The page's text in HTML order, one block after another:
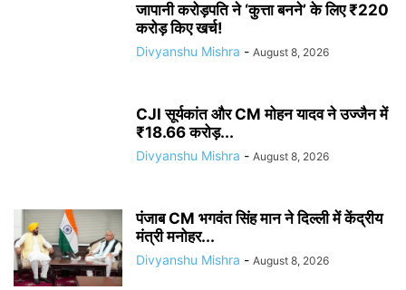
जापानी करोड़पति ने ‘कुत्ता बनने’ के लिए ₹220
करोड़ किए खर्च!
Divyanshu Mishra - August 8, 2026
CJI सूर्यकांत और CM मोहन यादव ने उज्जैन में
₹18.66 करोड़...
Divyanshu Mishra - August 8, 2026
पंजाब CM भगवंत सिंह मान ने दिल्ली में केंद्रीय
मंत्री मनोहर...
Divyanshu Mishra - August 8, 2026